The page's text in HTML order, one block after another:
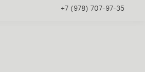
+7 (978) 707-97-35